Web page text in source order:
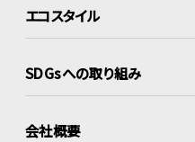
エコスタイル
SDGsへの取り組み
会社概要